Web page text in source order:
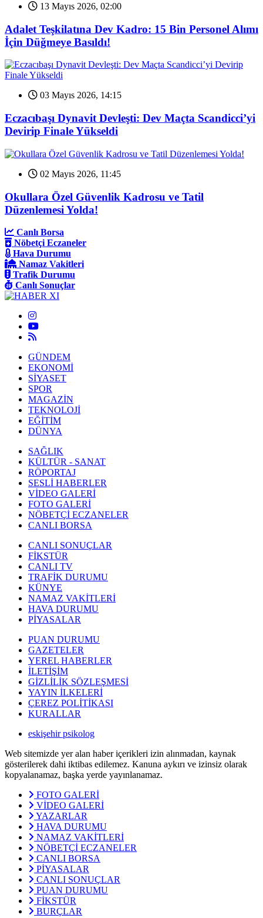
13 Mayıs 2026, 02:00
Adalet Teşkilatına Dev Kadro: 15 Bin Personel Alımı
İçin Düğmeye Basıldı!
03 Mayıs 2026, 14:15
Eczacıbaşı Dynavit Devleşti: Dev Maçta Scandicci’yi
Devirip Finale Yükseldi
02 Mayıs 2026, 11:45
Okullara Özel Güvenlik Kadrosu ve Tatil
Düzenlemesi Yolda!
Canlı Borsa
Nöbetçi Eczaneler
Hava Durumu
Namaz Vakitleri
Trafik Durumu
Canlı Sonuçlar
GÜNDEM
EKONOMİ
SİYASET
SPOR
MAGAZİN
TEKNOLOJİ
EĞİTİM
DÜNYA
SAĞLIK
KÜLTÜR - SANAT
RÖPORTAJ
SESLİ HABERLER
VİDEO GALERİ
FOTO GALERİ
NÖBETÇİ ECZANELER
CANLI BORSA
CANLI SONUÇLAR
FİKSTÜR
CANLI TV
TRAFİK DURUMU
KÜNYE
NAMAZ VAKİTLERİ
HAVA DURUMU
PİYASALAR
PUAN DURUMU
GAZETELER
YEREL HABERLER
İLETİŞİM
GİZLİLİK SÖZLEŞMESİ
YAYIN İLKELERİ
ÇEREZ POLİTİKASI
KURALLAR
eskişehir psikolog
Web sitemizde yer alan haber içerikleri izin alınmadan, kaynak
gösterilerek dahi iktibas edilemez. Kanuna aykırı ve izinsiz olarak
kopyalanamaz, başka yerde yayınlanamaz.
FOTO GALERİ
VİDEO GALERİ
YAZARLAR
HAVA DURUMU
NAMAZ VAKİTLERİ
NÖBETÇİ ECZANELER
CANLI BORSA
PİYASALAR
CANLI SONUÇLAR
PUAN DURUMU
FİKSTÜR
BURÇLAR